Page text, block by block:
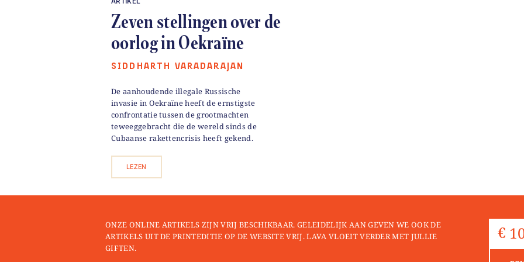
Zeven stellingen over de
oorlog in Oekraïne
SIDDHARTH VARADARAJAN
De aanhoudende illegale Russische
invasie in Oekraïne heeft de ernstigste
confrontatie tussen de grootmachten
teweeggebracht die de wereld sinds de
Cubaanse rakettencrisis heeft gekend.
LEZEN
ONZE ONLINE ARTIKELS ZIJN VRIJ BESCHIKBAAR. GELEIDELIJK AAN GEVEN WE OOK DE
ARTIKELS UIT DE PRINTEDITIE OP DE WEBSITE VRIJ. LAVA VLOEIT VERDER MET JULLIE
GIFTEN.